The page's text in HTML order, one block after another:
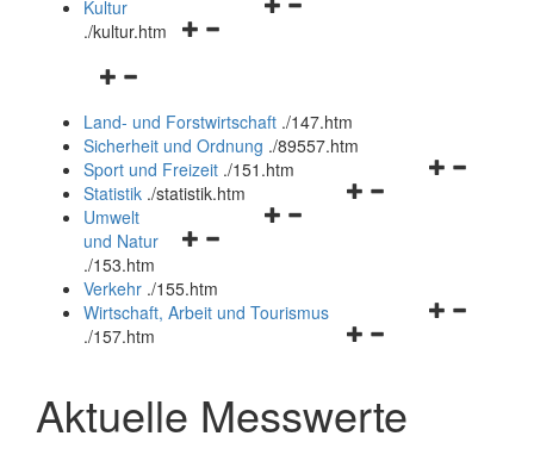
Navigationsmenü
Kultur
./kultur.htm
Navigationsmenü
und
schließen
Land- und Forstwirtschaft ./147.htm
Sicherheit und Ordnung ./89557.htm
Navigationsmenü
Sport und Freizeit ./151.htm
Navigationsmenü
Statistik ./statistik.htm
Navigationsmenü
und
schließen
Umwelt
und Natur
./153.htm
Verkehr ./155.htm
Navigationsmenü
schließen
Wirtschaft, Arbeit und Tourismus
./157.htm
Aktuelle Messwerte